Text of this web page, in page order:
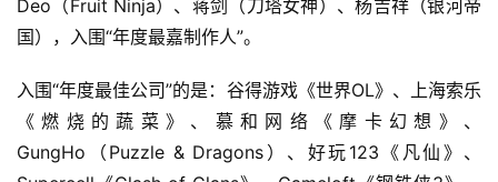
Deo（Fruit Ninja）、蒋剑（刀塔女神）、杨吉祥（银河帝
国），入围“年度最嘉制作人”。
入围“年度最佳公司”的是：谷得游戏《世界OL》、上海索乐
《燃烧的蔬菜》、慕和网络《摩卡幻想》、
GungHo（Puzzle & Dragons）、好玩123《凡仙》、